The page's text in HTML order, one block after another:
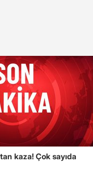
kaza! Çok sayıda